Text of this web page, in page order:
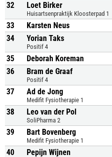
32
Loet Birker
Huisartsenpraktijk Kloosterpad 1
33 Karsten Neus
34
Yorian Taks
Positif 4
35 Deborah Koreman
36
Bram de Graaf
Positif 4
37 Ad de Jong
Medifit Fysiotherapie 1
38 Leo van der Pol
SoliPharma 2
39 Bart Bovenberg
Medifit Fysiotherapie 1
40 Pepijn Wijnen